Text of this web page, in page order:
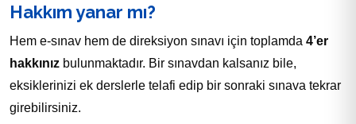
Hakkım yanar mı?
Hem e-sınav hem de direksiyon sınavı için toplamda 4’er
hakkınız bulunmaktadır. Bir sınavdan kalsanız bile,
eksiklerinizi ek derslerle telafi edip bir sonraki sınava tekrar
girebilirsiniz.